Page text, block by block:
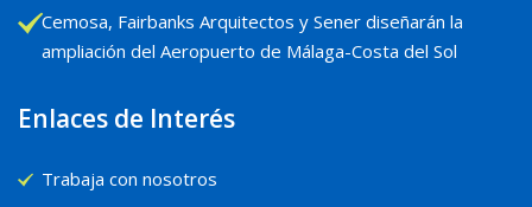
Cemosa, Fairbanks Arquitectos y Sener diseñarán la
ampliación del Aeropuerto de Málaga-Costa del Sol
Enlaces de Interés
Trabaja con nosotros